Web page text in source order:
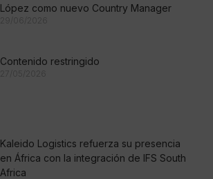
López como nuevo Country Manager
29/06/2026
Contenido restringido
27/05/2026
Kaleido Logistics refuerza su presencia
en África con la integración de IFS South
Africa